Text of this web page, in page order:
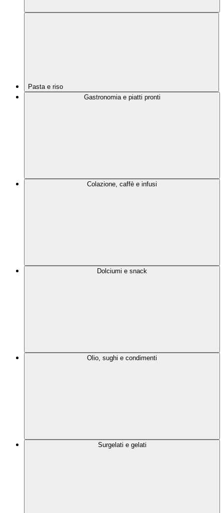
Pasta e riso
Gastronomia e piatti pronti
Colazione, caffè e infusi
Dolciumi e snack
Olio, sughi e condimenti
Surgelati e gelati